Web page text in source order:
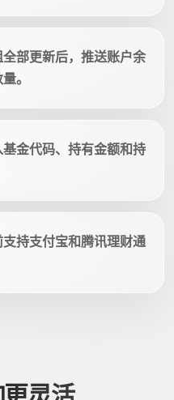
部更新后，推送账户余
。
金代码、持有金额和持
持支付宝和腾讯理财通